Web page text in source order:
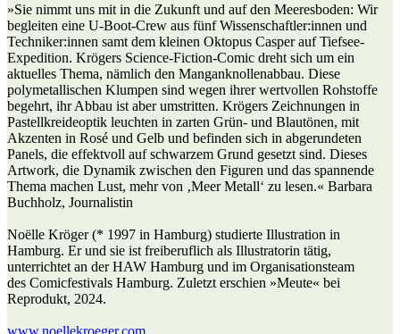
»Sie nimmt uns mit in die Zukunft und auf den Meeresboden: Wir
begleiten eine U-Boot-Crew aus fünf Wissenschaftler:innen und
Techniker:innen samt dem kleinen Oktopus Casper auf Tiefsee-
Expedition. Krögers Science-Fiction-Comic dreht sich um ein
aktuelles Thema, nämlich den Manganknollenabbau. Diese
polymetallischen Klumpen sind wegen ihrer wertvollen Rohstoffe
begehrt, ihr Abbau ist aber umstritten. Krögers Zeichnungen in
Pastellkreideoptik leuchten in zarten Grün- und Blautönen, mit
Akzenten in Rosé und Gelb und befinden sich in abgerundeten
Panels, die effektvoll auf schwarzem Grund gesetzt sind. Dieses
Artwork, die Dynamik zwischen den Figuren und das spannende
Thema machen Lust, mehr von ‚Meer Metall‘ zu lesen.« Barbara
Buchholz, Journalistin
Noëlle Kröger (* 1997 in Hamburg) studierte Illustration in
Hamburg. Er und sie ist freiberuflich als Illustratorin tätig,
unterrichtet an der HAW Hamburg und im Organisationsteam
des Comicfestivals Hamburg. Zuletzt erschien »Meute« bei
Reprodukt, 2024.
www.noellekroeger.com